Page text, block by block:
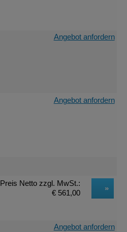
Angebot anfordern
Angebot anfordern
Preis Netto zzgl. MwSt.:
€ 561,00
Angebot anfordern